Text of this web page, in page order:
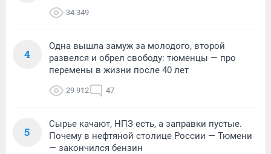
34 349
4
Одна вышла замуж за молодого, второй
развелся и обрел свободу: тюменцы — про
перемены в жизни после 40 лет
29 912 47
5
Сырье качают, НПЗ есть, а заправки пустые.
Почему в нефтяной столице России — Тюмени
— закончился бензин